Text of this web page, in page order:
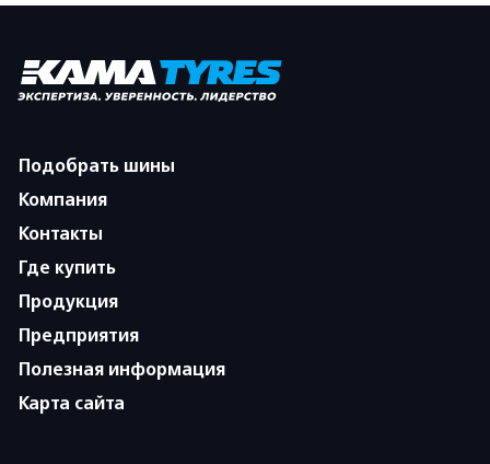
Подобрать шины
Компания
Контакты
Где купить
Продукция
Предприятия
Полезная информация
Карта сайта